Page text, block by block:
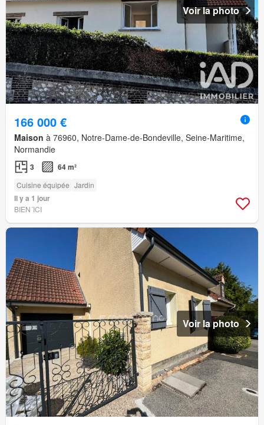
Voir la photo
166 000 €
Maison à 76960, Notre-Dame-de-Bondeville, Seine-Maritime,
Normandie
3 64 m²
Cuisine équipée Jardin
Il y a 1 jour
BIEN´ICI
Voir la photo